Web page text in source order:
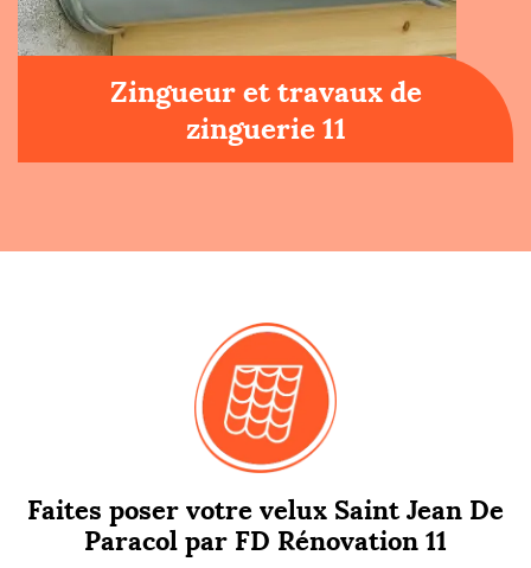
Zingueur et travaux de
zinguerie 11
Faites poser votre velux Saint Jean De
Paracol par FD Rénovation 11